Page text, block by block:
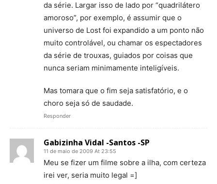
da série. Largar isso de lado por “quadrilátero
amoroso”, por exemplo, é assumir que o
universo de Lost foi expandido a um ponto não
muito controlável, ou chamar os espectadores
da série de trouxas, guiados por coisas que
nunca seriam minimamente inteligíveis.
Mas tomara que o fim seja satisfatório, e o
choro seja só de saudade.
Responder
Gabizinha Vidal -Santos -SP
11 de maio de 2009 At 23:55
Meu se fizer um filme sobre a ilha, com certeza
irei ver, seria muito legal =]